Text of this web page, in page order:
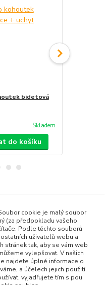
bidetová
Skladem
do košíku
cookie je malý soubor
(za předpokladu vašeho
Podle těchto souborů
uživatelů webu a
stránek tak, aby se vám web
vylepšovat. V našich
najdete úplné informace o
a účelech jejich použití.
vyjadřujete tím s pou